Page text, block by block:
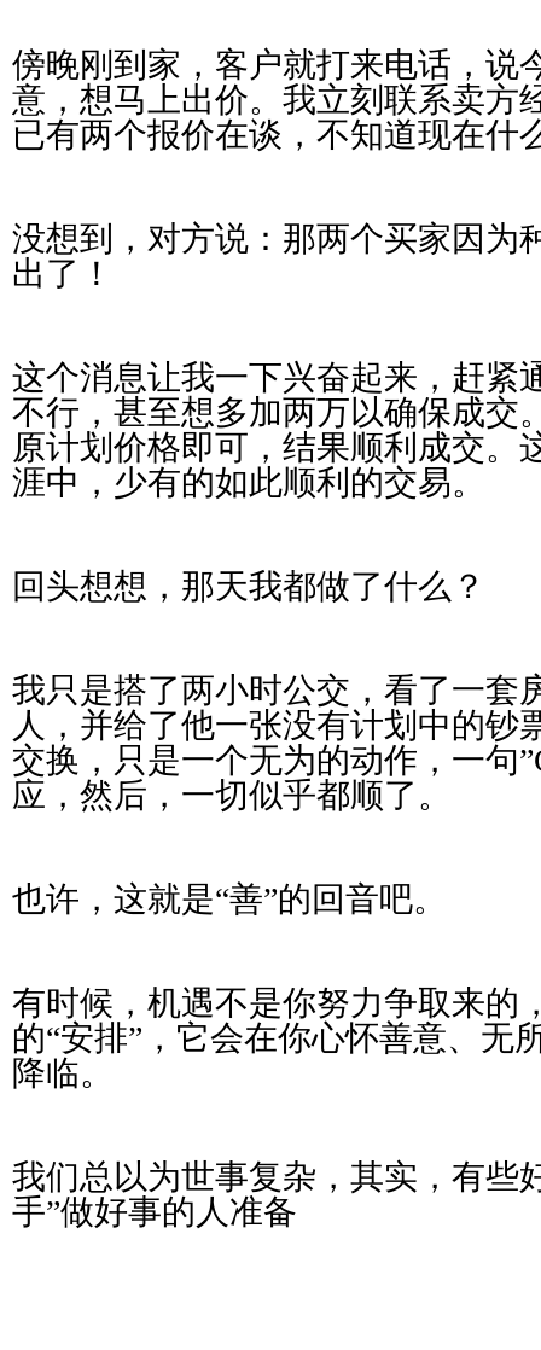
傍晚刚到家，客户就打来电话，说
意，想马上出价。我立刻联系卖方
已有两个报价在谈，不知道现在什
没想到，对方说：那两个买家因为
出了！
这个消息让我一下兴奋起来，赶紧
不行，甚至想多加两万以确保成交
原计划价格即可，结果顺利成交。
涯中，少有的如此顺利的交易。
回头想想，那天我都做了什么？
我只是搭了两小时公交，看了一套
人，并给了他一张没有计划中的钞
交换，只是一个无为的动作，一句
应，然后，一切似乎都顺了。
也许，这就是“善”的回音吧。
有时候，机遇不是你努力争取来的
的“安排”，它会在你心怀善意、无
降临。
我们总以为世事复杂，其实，有些
手”做好事的人准备